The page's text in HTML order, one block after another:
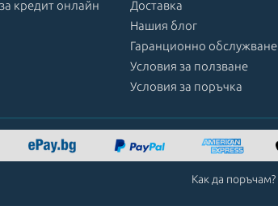
кредит онлайн
Доставка
Нашия блог
Гаранционно обслужване
Условия за ползване
Условия за поръчка
Как да поръчам?